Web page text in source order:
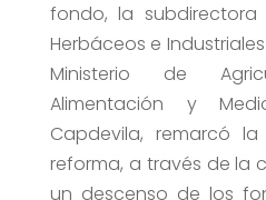
fondo, la subdirectora
Herbáceos e
Ministerio de
Alimentación y
Capdevila, remarcó
reforma, a través de la
un descenso de los